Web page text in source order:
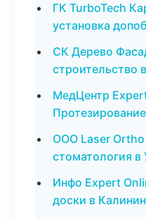
ГК TurboTech
установка
СК Дерево
строительство
МедЦентр
ООО Laser Ortho
стоматология в
Инфо Expert
доски в